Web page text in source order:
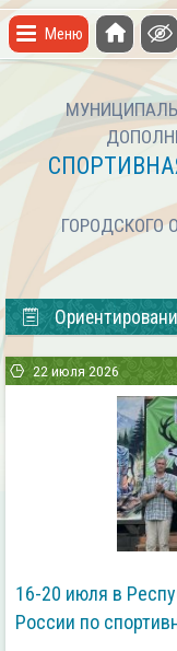
Меню
ГОРОДСКОГО
22 июля 2026
16-20 июля в
России по